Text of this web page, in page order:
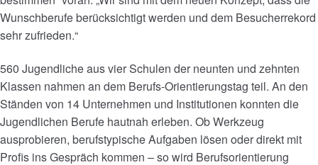
Wunschberufe berücksichtigt werden und dem Besucherrekord
sehr zufrieden.“
560 Jugendliche aus vier Schulen der neunten und zehnten
Klassen nahmen an dem Berufs-Orientierungstag teil. An den
Ständen von 14 Unternehmen und Institutionen konnten die
Jugendlichen Berufe hautnah erleben. Ob Werkzeug
ausprobieren, berufstypische Aufgaben lösen oder direkt mit
Profis ins Gespräch kommen – so wird Berufsorientierung